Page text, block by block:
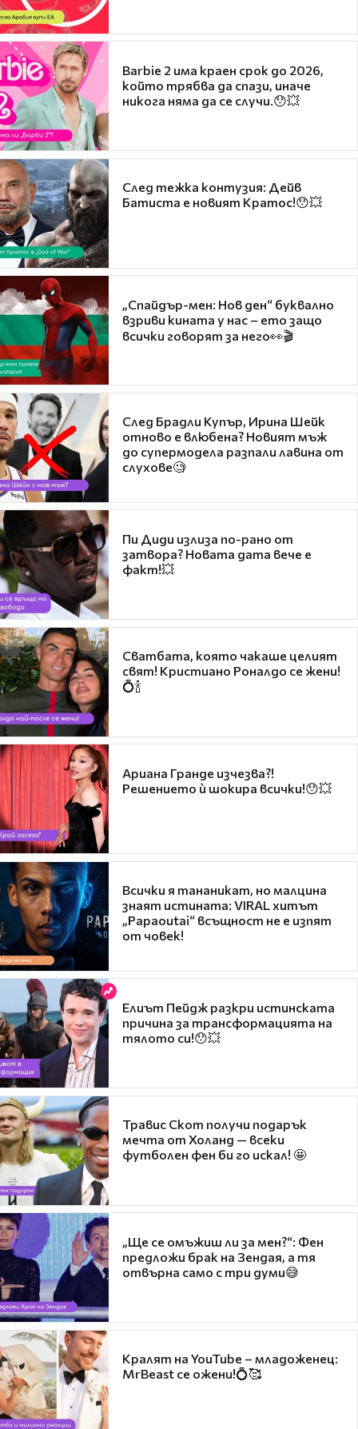
Barbie 2 има краен срок до 2026,
който трябва да спази, иначе
никога няма да се случи.😯💥
След тежка контузия: Дейв
Батиста е новият Кратос!😯💥
„Спайдър-мен: Нов ден“ буквално
взриви кината у нас – ето защо
всички говорят за него👀🎬
След Брадли Купър, Ирина Шейк
отново е влюбена? Новият мъж
до супермодела разпали лавина от
слухове🧐
Пи Диди излиза по-рано от
затвора? Новата дата вече е
факт!💥
Сватбата, която чакаше целият
свят! Кристиано Роналдо се жени!
💍🍾
Ариана Гранде изчезва?!
Решението ѝ шокира всички!😯💥
Всички я тананикат, но малцина
знаят истината: VIRAL хитът
„Papaoutai“ всъщност не е изпят
от човек!
Елиът Пейдж разкри истинската
причина за трансформацията на
тялото си!😯💥
Травис Скот получи подарък
мечта от Холанд — всеки
футболен фен би го искал! 🤩
„Ще се омъжиш ли за мен?“: Фен
предложи брак на Зендая, а тя
отвърна само с три думи😅
Кралят на YouTube – младоженец:
MrBeast се ожени!💍🥰